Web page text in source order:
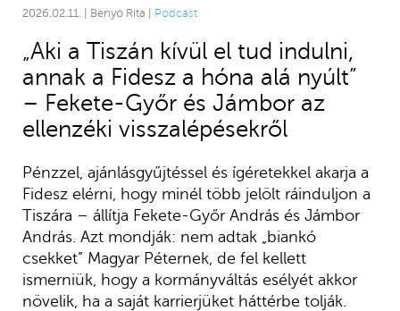
2026.02.11. | Benyó Rita | Podcast
„Aki a Tiszán kívül el tud indulni,
annak a Fidesz a hóna alá nyúlt”
– Fekete-Győr és Jámbor az
ellenzéki visszalépésekről
Pénzzel, ajánlásgyűjtéssel és ígéretekkel akarja a
Fidesz elérni, hogy minél több jelölt ráinduljon a
Tiszára – állítja Fekete-Győr András és Jámbor
András. Azt mondják: nem adtak „biankó
csekket” Magyar Péternek, de fel kellett
ismerniük, hogy a kormányváltás esélyét akkor
növelik, ha a saját karrierjüket háttérbe tolják.